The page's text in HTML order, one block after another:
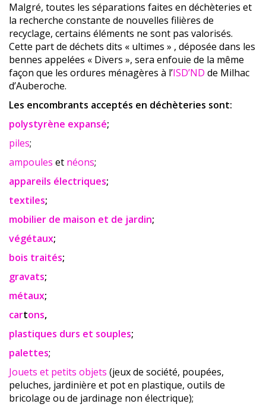
Malgré, toutes les séparations faites en déchèteries et
la recherche constante de nouvelles filières de
recyclage, certains éléments ne sont pas valorisés.
Cette part de déchets dits « ultimes » , déposée dans les
bennes appelées « Divers », sera enfouie de la même
façon que les ordures ménagères à l’ISD’ND de Milhac
d’Auberoche.
Les encombrants acceptés en déchèteries sont:
polystyrène expansé;
piles;
ampoules et néons;
appareils électriques;
textiles;
mobilier de maison et de jardin;
végétaux;
bois traités;
gravats;
métaux;
cartons,
plastiques durs et souples;
palettes;
Jouets et petits objets (jeux de société, poupées,
peluches, jardinière et pot en plastique, outils de
bricolage ou de jardinage non électrique);